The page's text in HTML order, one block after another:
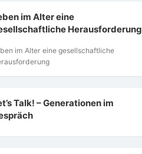
im Alter eine
Herausforderung
im Alter eine gesellschaftliche
Talk! – Generationen im